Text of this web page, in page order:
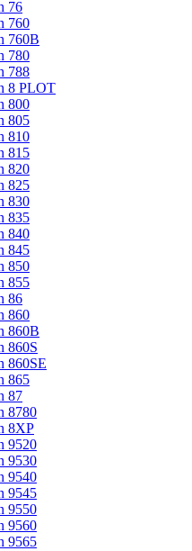
76
760
760B
780
788
8 PLOT
800
805
810
815
820
825
830
835
840
845
850
855
86
860
860B
860S
860SE
865
87
8780
8XP
9520
9530
9540
9545
9550
9560
9565